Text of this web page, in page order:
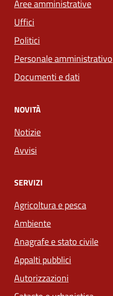
Aree amministrative
Uffici
Politici
Personale amministrativo
Documenti e dati
NOVITÀ
Notizie
Avvisi
SERVIZI
Agricoltura e pesca
Ambiente
Anagrafe e stato civile
Appalti pubblici
Autorizzazioni